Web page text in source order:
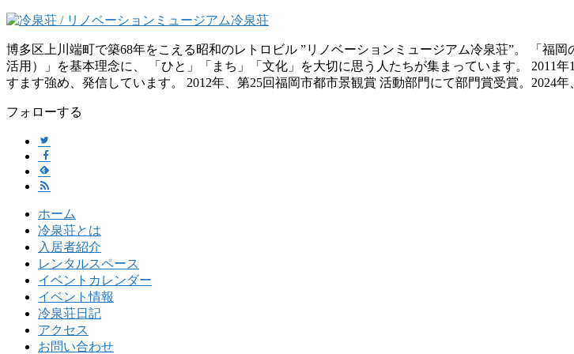
博多区上川端町で築68年をこえる昭和のレトロビル ”リノベーションミュージアム冷泉荘”。 「福
活用）」を基本理念に、 「ひと」「まち」「文化」を大切に思う人たちが集まっています。 2011
すます強め、発信しています。 2012年、第25回福岡市都市景観賞 活動部門にて部門賞受賞。2024
フォローする
ホーム
冷泉荘とは
入居者紹介
レンタルスペース
イベントカレンダー
イベント情報
冷泉荘日記
アクセス
お問い合わせ